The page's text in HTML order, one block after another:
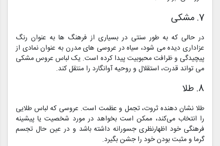
7. مشکی
در حالی که به طور سنتی در بسیاری از فرهنگ ها به عنوان رنگ
عزاداری دیده می شود، سیاه در عروسی های مدرن به عنوان نمادی از
پیچیدگی و ظرافت محبوبیت پیدا کرده است. یک لباس عروس مشکی
می تواند قدرت، استقلال و روحیه آوانگارد را منتقل کند.
8. طلا
طلا نشان دهنده ثروت، تجمل و عظمت است. عروسی که لباس طلایی
را انتخاب می‌کند، ممکن است بخواهد در مورد شخصیت یا پیشینه
فرهنگی خود اظهارنظری جسورانه داشته باشد و در عین حال تجسم
گرما و مثبت بودن خود را جشن بگیرد.